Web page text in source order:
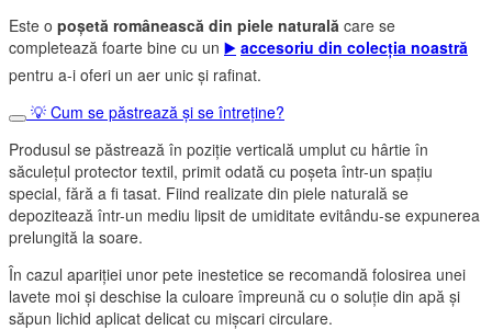
Este o poșetă românească din piele naturală care se
completează foarte bine cu un ▶️ accesoriu din colecția noastră
pentru a-i oferi un aer unic și rafinat.
💡 Cum se păstrează și se întreține?
Produsul se păstrează în poziție verticală umplut cu hârtie în
săculețul protector textil, primit odată cu poșeta într-un spațiu
special, fără a fi tasat. Fiind realizate din piele naturală se
depozitează într-un mediu lipsit de umiditate evitându-se expunerea
prelungită la soare.
În cazul apariției unor pete inestetice se recomandă folosirea unei
lavete moi și deschise la culoare împreună cu o soluție din apă și
săpun lichid aplicat delicat cu mișcari circulare.